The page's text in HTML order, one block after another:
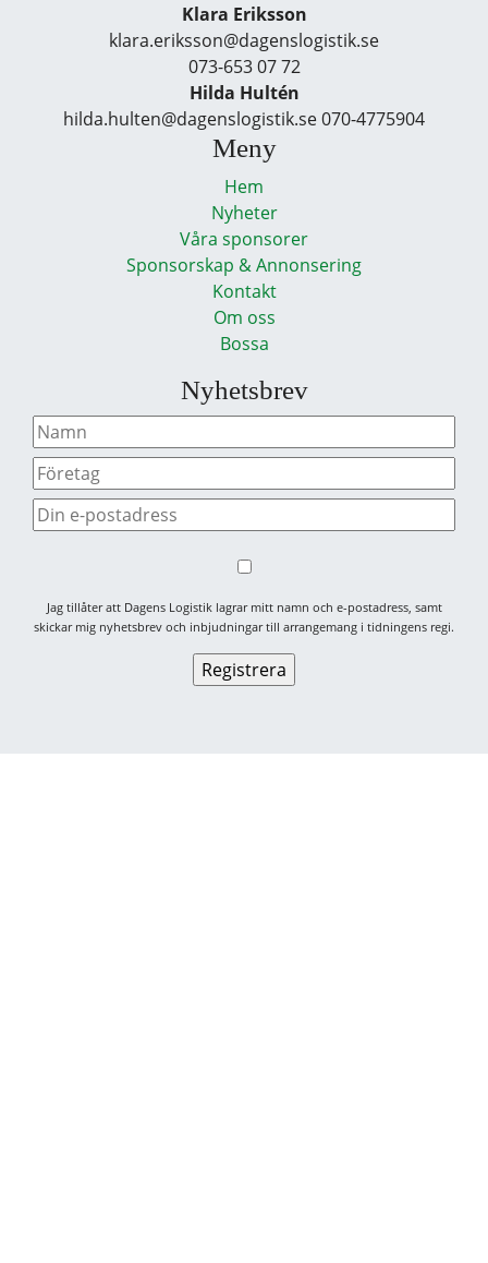
Klara Eriksson
klara.eriksson@dagenslogistik.se
073-653 07 72
Hilda Hultén
hilda.hulten@dagenslogistik.se 070-4775904
Meny
Hem
Nyheter
Våra sponsorer
Sponsorskap & Annonsering
Kontakt
Om oss
Bossa
Nyhetsbrev
Jag tillåter att Dagens Logistik lagrar mitt namn och e-postadress, samt
skickar mig nyhetsbrev och inbjudningar till arrangemang i tidningens regi.